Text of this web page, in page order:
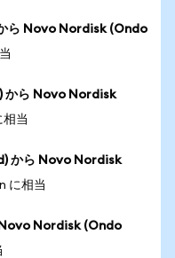
ら Novo Nordisk (Ondo
から Novo Nordisk
当
から Novo Nordisk
に相当
Nordisk (Ondo